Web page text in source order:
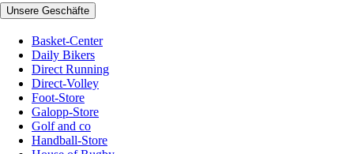
Unsere Geschäfte
Basket-Center
Daily Bikers
Direct Running
Direct-Volley
Foot-Store
Galopp-Store
Golf and co
Handball-Store